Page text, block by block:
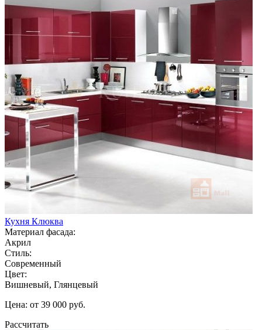
Кухня Клюква
Материал фасада:
Акрил
Стиль:
Современный
Цвет:
Вишневый, Глянцевый
Цена: от 39 000 руб.
Рассчитать